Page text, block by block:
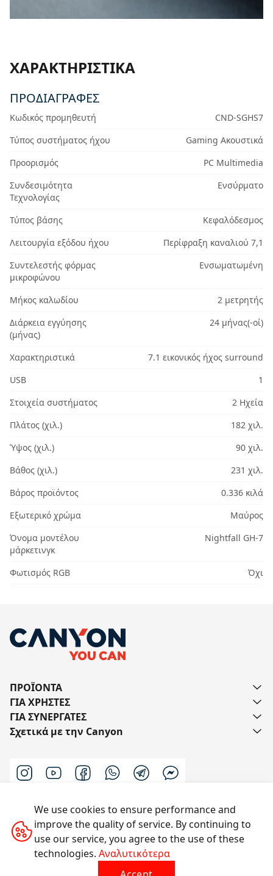
ΧΑΡΑΚΤΗΡΙΣΤΙΚΆ
ΠΡΟΔΙΑΓΡΑΦΈΣ
Κωδικός προμηθευτή
CND-SGHS7
Τύπος συστήματος ήχου
Gaming Ακουστικά
Προορισμός
PC Multimedia
Συνδεσιμότητα
Τεχνολογίας
Ενσύρματο
Τύπος βάσης
Κεφαλόδεσμος
Λειτουργία εξόδου ήχου
Περίφραξη καναλιού 7,1
Συντελεστής φόρμας
μικροφώνου
Ενσωματωμένη
Μήκος καλωδίου
2 μετρητής
Διάρκεια εγγύησης
(μήνας)
24 μήνας(-οί)
Χαρακτηριστικά
7.1 εικονικός ήχος surround
USB
1
Στοιχεία συστήματος
2 Ηχεία
Πλάτος (χιλ.)
182 χιλ.
Ύψος (χιλ.)
90 χιλ.
Βάθος (χιλ.)
231 χιλ.
Βάρος προϊόντος
0.336 κιλά
Εξωτερικό χρώμα
Μαύρος
Όνομα μοντέλου
μάρκετινγκ
Nightfall GH-7
Φωτισμός RGB Όχι
ΠΡΟΪΟΝΤΑ
ΓΙΑ ΧΡΗΣΤΕΣ
ΓΙΑ ΣΥΝΕΡΓΑΤΕΣ
Σχετικά με την Canyon
Επικοινωνήστε μαζί μας
Με την επιφύλαξη παντός δικαιώματος © 2014-2026
We use cookies to ensure performance and
improve the quality of service. By continuing to
use our service, you agree to the use of these
technologies. Αναλυτικότερα